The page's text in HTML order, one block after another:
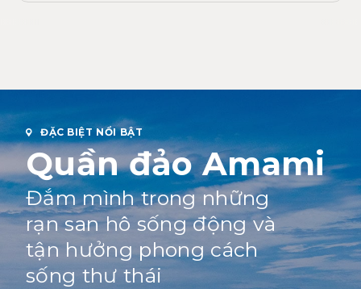
ĐẶC BIỆT NỔI BẬT
Quần đảo Amami
Đắm mình trong những
rạn san hô sống động và
tận hưởng phong cách
sống thư thái